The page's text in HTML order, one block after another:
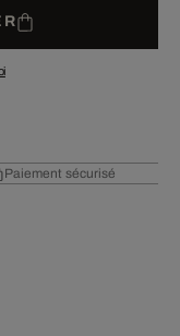
Paiement sécurisé